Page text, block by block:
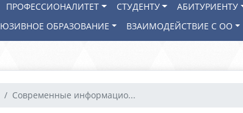
ПРОФЕССИОНАЛИТЕТ СТУДЕНТУ АБИТУРИЕНТУ
ОБРАЗОВАНИЕ ВЗАИМОДЕЙСТВИЕ С ОО
Современные информацио...